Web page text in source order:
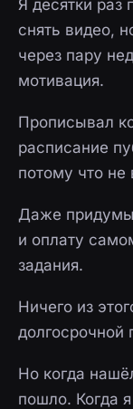
Я десятки раз
снять видео,
через пару
мотивация.
Прописывал
расписание
потому что
Даже
и оплату
задания.
Ничего из
долгосрочной
Но когда
пошло. Когда